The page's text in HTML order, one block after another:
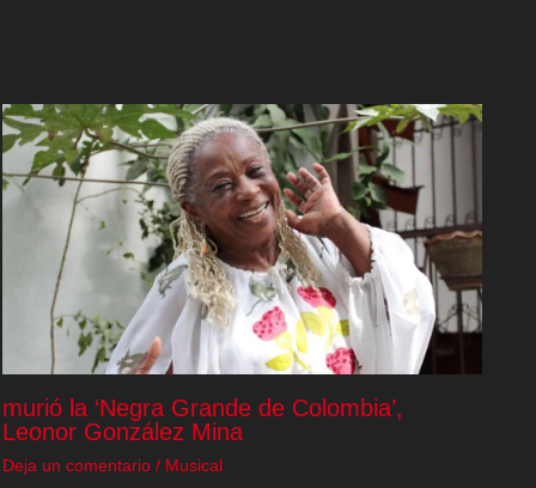
murió la ‘Negra Grande de Colombia’,
Leonor González Mina
Deja un comentario / Musical